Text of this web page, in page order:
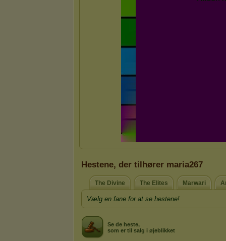
Hestene, der tilhører maria267
The Divine The Elites Marwari
Vælg en fane for at se hestene!
Se de heste,
som er til salg i øjeblikket